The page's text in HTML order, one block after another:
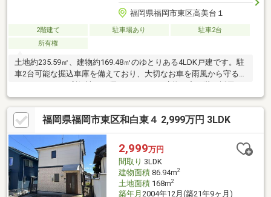
福岡県福岡市東区高美台１
2階建て 駐車場あり
駐車2台
所有権
土地約235.59㎡、建物約169.48㎡のゆとりある4LDK戸建です。駐
車2台可能な掘込車庫を備えており、大切なお車を雨風から守ると
ともに、日々の利便性にも優れています。建物は中二階を採用し
た立体的で開放感のある設計となっており、空間を有効活用した
ゆとりある住まいを実現しています。また、生活動線にも配慮さ
れた間取りで、ご家族が快適にお過ごしいただけます。さらに、
間取りや動線、立地条件を活かし、居住用としてはもちろん、美
容室やネイルサロン、エステ、事務所などの小規模事業用途とし
ても活用をご検討いただけるポテンシャルがあります。
福岡県福岡市東区和白東４ 2,999万円 3LDK
2,999万円
間取り 3LDK
建物面積86.94m2
土地面積168m2
築年月 2004年12月(築21年9ヶ月)